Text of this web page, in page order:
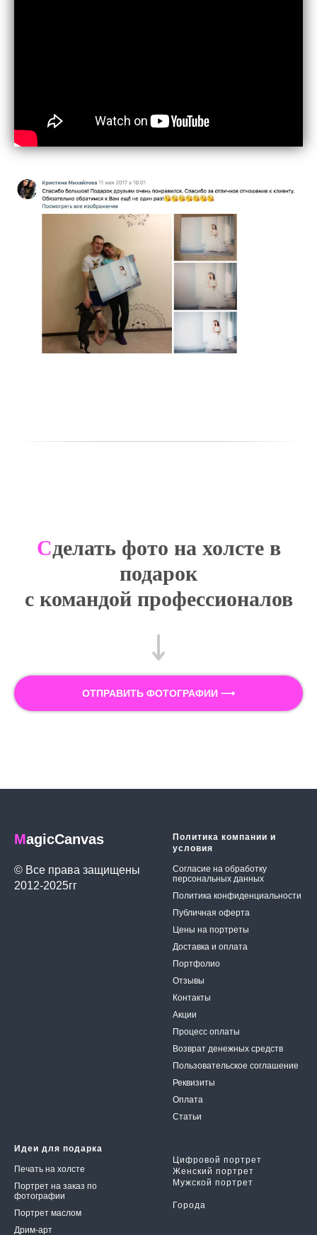
Сделать фото на холсте в
подарок
с командой профессионалов
ОТПРАВИТЬ ФОТОГРАФИИ ⟶
MagicCanvas
© Все права защищены
2012-2025гг
Политика компании и
условия
Согласие на обработку
персональных данных
Политика конфиденциальности
Публичная оферта
Цены на портреты
Доставка и оплата
Портфолио
Отзывы
Контакты
Акции
Процесс оплаты
Возврат денежных средств
Пользовательское соглашение
Реквизиты
Оплата
Статьи
Идеи для подарка
Печать на холсте
Портрет на заказ по
фотографии
Портрет маслом
Дрим-арт
Цифровой портрет
Женский портрет
Мужской портрет
Города